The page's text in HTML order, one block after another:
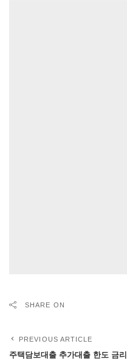
SHARE ON
PREVIOUS ARTICLE
주택담보대출 추가대출 한도 금리